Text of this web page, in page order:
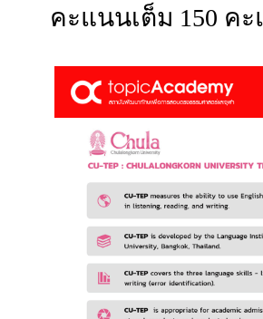
คะแนนเต็ม 150 ค